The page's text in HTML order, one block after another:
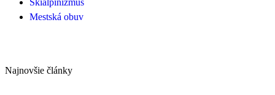
Skialpinizmus
Mestská obuv
Najnovšie články